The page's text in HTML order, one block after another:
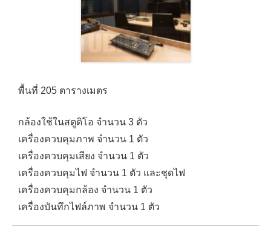
พื้นที่ 205 ตารางเมตร
กล้องใช้ในสตูดิโอ จำนวน 3 ตัว
เครื่องควบคุมภาพ จำนวน 1 ตัว
เครื่องควบคุมเสียง จำนวน 1 ตัว
เครื่องควบคุมไฟ จำนวน 1 ตัว และชุดไฟ
เครื่องควบคุมกล้อง จำนวน 1 ตัว
เครื่องบันทึกไฟล์ภาพ จำนวน 1 ตัว